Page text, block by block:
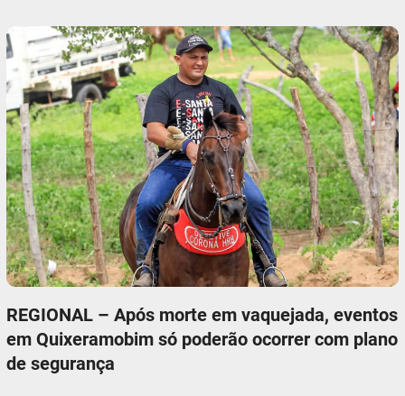
REGIONAL – Após morte em vaquejada, eventos
em Quixeramobim só poderão ocorrer com plano
de segurança